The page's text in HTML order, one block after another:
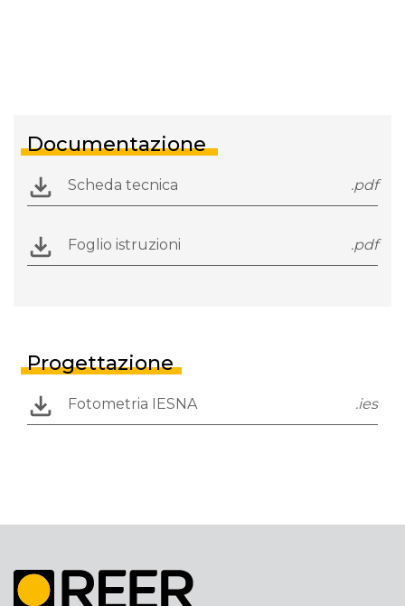
Documentazione
Scheda tecnica .pdf
Foglio istruzioni .pdf
Progettazione
Fotometria IESNA .ies